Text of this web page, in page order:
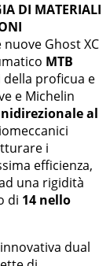
DI MATERIALI
Ghost XC
MTB
proficua e
e Michelin
al
i
efficienza,
una rigidità
di 14 nello
dual